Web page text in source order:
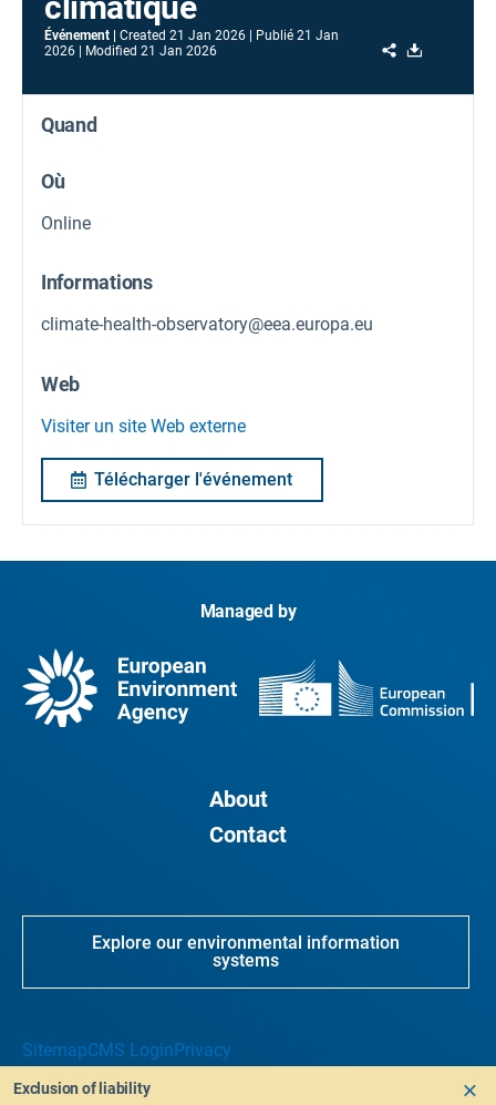
Événement Created 21 Jan 2026 Publié 21 Jan
2026
Modified 21 Jan 2026 Share
Quand
Où
Online
Informations
climate-health-observatory@eea.europa.eu
Web
Visiter un site Web externe
Télécharger l'événement
Managed by
About
Contact
Explore our environmental information
systems
SitemapCMS LoginPrivacy
Exclusion of liability